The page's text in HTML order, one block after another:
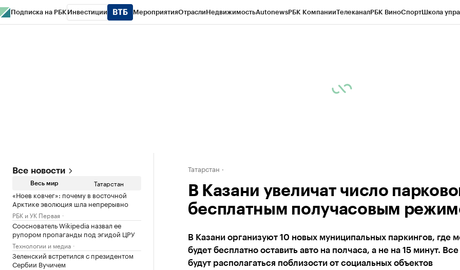
Подписка на РБК Инвестиции МероприятияОтраслиНедвижимостьAutonewsРБК КомпанииТелеканалРБК ВиноСпортШкола
Все новости
Весь мир Татарстан
«Ноев ковчег»: почему в восточной
Арктике эволюция шла непрерывно
РБК и УК Первая
Сооснователь Wikipedia назвал ее
рупором пропаганды под эгидой ЦРУ
Технологии и медиа
Зеленский встретился с президентом
Сербии Вучичем
Татарстан
В Казани увеличат число
бесплатным получасовым
В Казани организуют 10 новых муниципальных паркингов, где
будет бесплатно оставить авто на полчаса, а не на 15 минут.
будут располагаться поблизости от социальных объектов